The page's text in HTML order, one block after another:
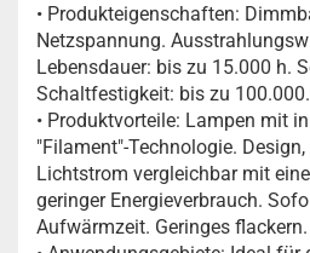
• Produkteigenschaften:
Netzspannung.
Lebensdauer: bis zu 15.000 h.
Schaltfestigkeit: bis zu 100.000.
• Produktvorteile: Lampen mit
"Filament"-Technologie.
Lichtstrom vergleichbar mit
geringer Energieverbrauch.
Aufwärmzeit. Geringes flackern.